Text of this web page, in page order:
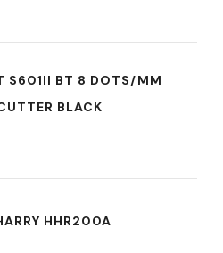
S601II BT 8 DOTS/MM
BLACK
HHR200A